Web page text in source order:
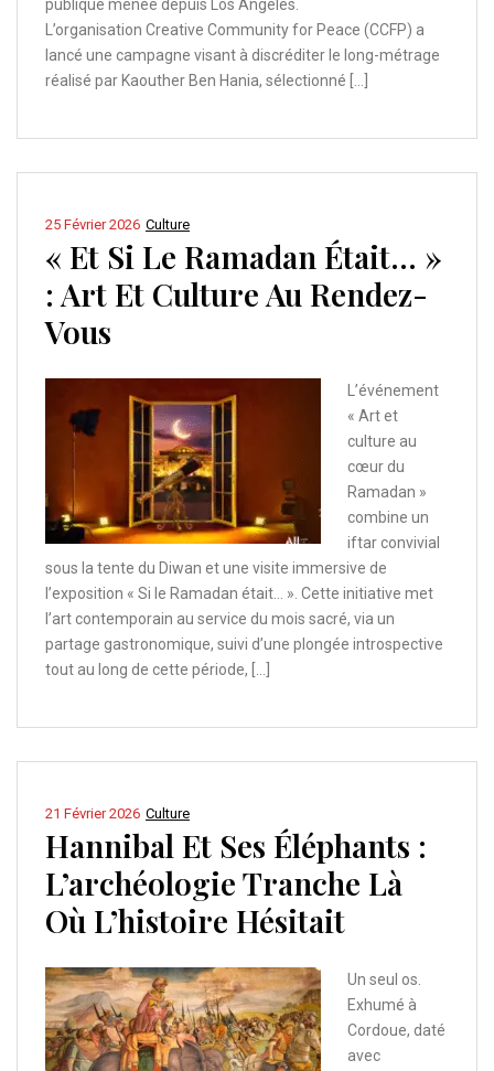
publique menée depuis Los Angeles.
L’organisation Creative Community for Peace (CCFP) a
lancé une campagne visant à discréditer le long-métrage
réalisé par Kaouther Ben Hania, sélectionné […]
Culture
25 Février 2026
« Et Si Le Ramadan Était… »
: Art Et Culture Au Rendez-
Vous
L’événement
« Art et
culture au
cœur du
Ramadan »
combine un
iftar convivial
sous la tente du Diwan et une visite immersive de
l’exposition « Si le Ramadan était… ». Cette initiative met
l’art contemporain au service du mois sacré, via un
partage gastronomique, suivi d’une plongée introspective
tout au long de cette période, […]
Culture
21 Février 2026
Hannibal Et Ses Éléphants :
L’archéologie Tranche Là
Où L’histoire Hésitait
Un seul os.
Exhumé à
Cordoue, daté
avec